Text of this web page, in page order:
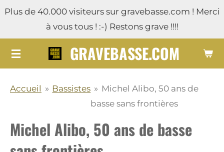
Passer
contenu
principal
GRAVEBASSE.COM
Plus de 40.000 visiteurs sur gravebasse.com ! Merci
à vous tous ! :-) Restons grave !!!!
Accueil » Bassistes » Michel Alibo, 50 ans de
basse sans frontières
Michel Alibo, 50 ans de basse